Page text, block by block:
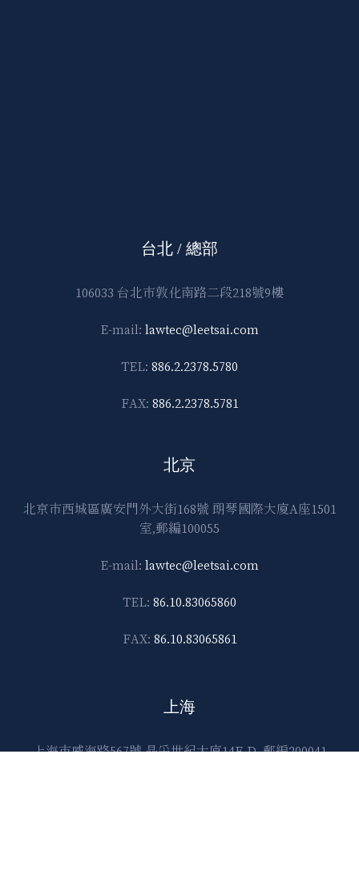
台北 / 總部
106033 台北市敦化南路二段218號9樓
E-mail: lawtec@leetsai.com
TEL: 886.2.2378.5780
FAX: 886.2.2378.5781
北京
北京市西城區廣安門外大街168號 朗琴國際大廈A座1501
室,郵編100055
E-mail: lawtec@leetsai.com
TEL: 86.10.83065860
FAX: 86.10.83065861
上海
上海市威海路567號 晶采世紀大廈14F-D, 郵編200041